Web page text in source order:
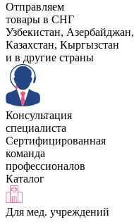
Отправляем
товары в СНГ
Узбекистан, Aзербайджан,
Казахстан, Кыргызстан
и в другие страны
Консультация
специалиста
Сертифицированная
команда
профессионалов
Каталог
Для мед. учреждений